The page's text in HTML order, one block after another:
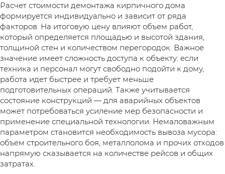
Расчет стоимости демонтажа кирпичного дома
формируется индивидуально и зависит от ряда
факторов. На итоговую цену влияют объем работ,
который определяется площадью и высотой здания,
толщиной стен и количеством перегородок. Важное
значение имеет сложность доступа к объекту: если
техника и персонал могут свободно подойти к дому,
работа идет быстрее и требует меньше
подготовительных операций. Также учитывается
состояние конструкций — для аварийных объектов
может потребоваться усиление мер безопасности и
применение специальной технологии. Немаловажным
параметром становится необходимость вывоза мусора:
объем строительного боя, металлолома и прочих отходов
напрямую сказывается на количестве рейсов и общих
затратах.